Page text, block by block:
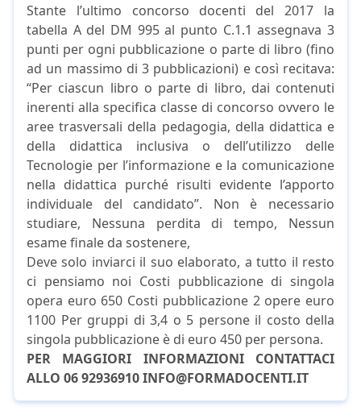
Stante l’ultimo concorso docenti del 2017 la
tabella A del DM 995 al punto C.1.1 assegnava 3
punti per ogni pubblicazione o parte di libro (fino
ad un massimo di 3 pubblicazioni) e così recitava:
“Per ciascun libro o parte di libro, dai contenuti
inerenti alla specifica classe di concorso ovvero le
aree trasversali della pedagogia, della didattica e
della didattica inclusiva o dell’utilizzo delle
Tecnologie per l’informazione e la comunicazione
nella didattica purché risulti evidente l’apporto
individuale del candidato”. Non è necessario
studiare, Nessuna perdita di tempo, Nessun
esame finale da sostenere,
Deve solo inviarci il suo elaborato, a tutto il resto
ci pensiamo noi Costi pubblicazione di singola
opera euro 650 Costi pubblicazione 2 opere euro
1100 Per gruppi di 3,4 o 5 persone il costo della
singola pubblicazione è di euro 450 per persona.
PER MAGGIORI INFORMAZIONI CONTATTACI
ALLO 06 92936910 INFO@FORMADOCENTI.IT